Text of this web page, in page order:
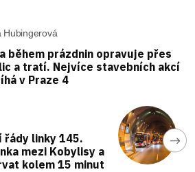
Hubingerová
během prázdnin opravuje přes
a tratí. Nejvíce stavebních akcí
v Praze 4
řády linky 145.
mezi Kobylisy a
kolem 15 minut